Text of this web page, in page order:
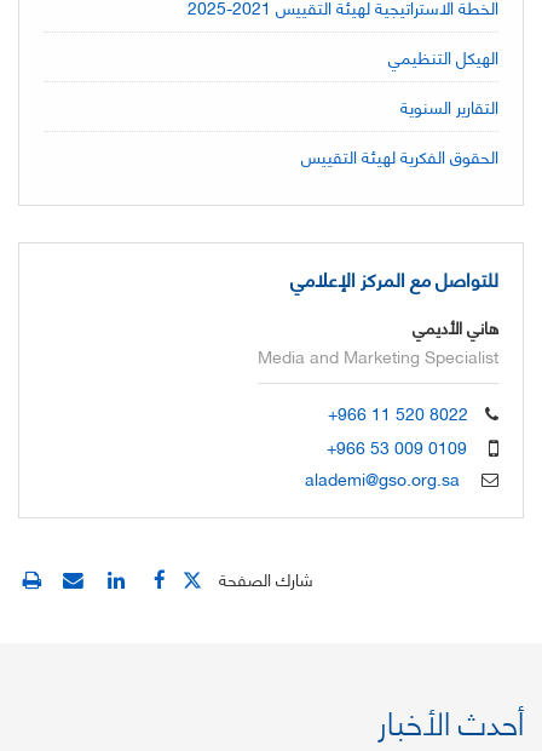
الخطة الاستراتيجية لهيئة التقييس 2021-2025
الهيكل التنظيمي
التقارير السنوية
الحقوق الفكرية لهيئة التقييس
للتواصل مع المركز الإعلامي
هاني الأديمي
Media and Marketing Specialist
+966 11 520 8022
+966 53 009 0109
alademi@gso.org.sa
شارك الصفحة
أحدث الأخبار